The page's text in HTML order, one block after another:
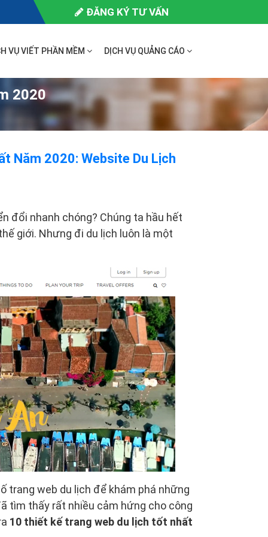
ĐĂNG KÝ TƯ VẤN
VỤ VIẾT PHẦN MỀM DỊCH VỤ QUẢNG CÁO
2020
Năm 2020: Website Du Lịch
đổi nhanh chóng? Chúng ta hầu hết
giới. Nhưng đi du lịch luôn là một
trang web du lịch để khám phá những
tìm thấy rất nhiều cảm hứng cho công
10 thiết kế trang web du lịch tốt nhất